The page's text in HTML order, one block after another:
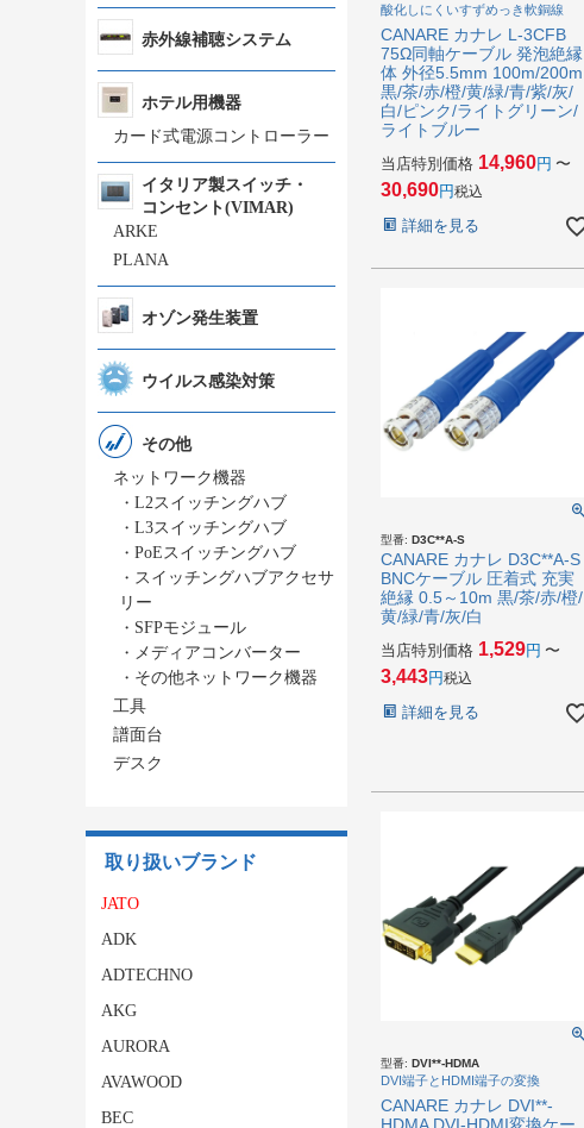
赤外線補聴システム
ホテル用機器
カード式電源コントローラー
イタリア製スイッチ・
コンセント(VIMAR)
ARKE
PLANA
オゾン発生装置
ウイルス感染対策
その他
ネットワーク機器
・ L2スイッチングハブ
・ L3スイッチングハブ
・ PoEスイッチングハブ
・ スイッチングハブアクセサ
リー
・ SFPモジュール
・ メディアコンバーター
・ その他ネットワーク機器
工具
譜面台
デスク
取り扱いブランド
JATO
ADK
ADTECHNO
AKG
AURORA
AVAWOOD
BEC
酸化しにくいすずめっき軟銅線
CANARE カナレ L-3CFB
75Ω同軸ケーブル 発泡絶縁
体 外径5.5mm 100m/200m
黒/茶/赤/橙/黄/緑/青/紫/灰/
白/ピンク/ライトグリーン/
ライトブルー
当店特別価格 14,960 〜
30,690 税込
詳細を見る
型番: D3C**A-S
CANARE カナレ D3C**A-S
BNCケーブル 圧着式 充実
絶縁 0.5～10m 黒/茶/赤/橙/
黄/緑/青/灰/白
当店特別価格 1,529 〜
3,443 税込
詳細を見る
型番: DVI**-HDMA
DVI端子とHDMI端子の変換
CANARE カナレ DVI**-
HDMA DVI-HDMI変換ケー